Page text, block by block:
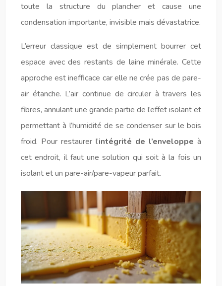
toute la structure du plancher et cause une
condensation importante, invisible mais dévastatrice.
L’erreur classique est de simplement bourrer cet
espace avec des restants de laine minérale. Cette
approche est inefficace car elle ne crée pas de pare-
air étanche. L’air continue de circuler à travers les
fibres, annulant une grande partie de l’effet isolant et
permettant à l’humidité de se condenser sur le bois
froid. Pour restaurer l’intégrité de l’enveloppe à
cet endroit, il faut une solution qui soit à la fois un
isolant et un pare-air/pare-vapeur parfait.